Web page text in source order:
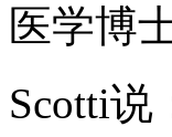
医学博
Scotti说